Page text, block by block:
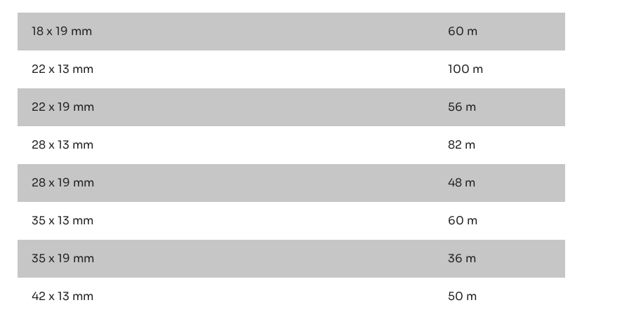
18 x 19 mm 60 m
22 x 13 mm 100 m
22 x 19 mm 56 m
28 x 13 mm 82 m
28 x 19 mm 48 m
35 x 13 mm 60 m
35 x 19 mm 36 m
42 x 13 mm 50 m